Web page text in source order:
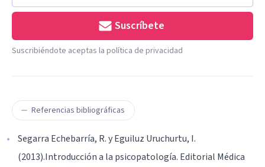
Suscríbete
Suscribiéndote aceptas la política de privacidad
Referencias bibliográficas
Segarra Echebarría, R. y Eguiluz Uruchurtu, I.
(2013).Introducción a la psicopatología. Editorial Médica